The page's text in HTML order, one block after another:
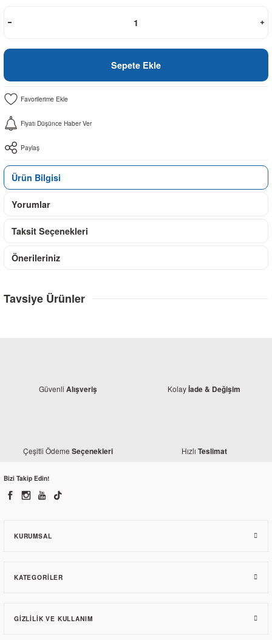
Sepete Ekle
Fiyatı Düşünce Haber Ver
Paylaş
Ürün Bilgisi
Yorumlar
Taksit Seçenekleri
Önerileriniz
Tavsiye Ürünler
Bajaj Pulsar 200 NS Hız Sensör Diski Arka
Güvenli Alışveriş Kolayİade & Değişim
Çeşitli Ödeme Seçenekleri Hızlı Teslimat
Bizi Takip Edin!
KURUMSAL
KATEGORILER
GIZLILIK VE KULLANIM